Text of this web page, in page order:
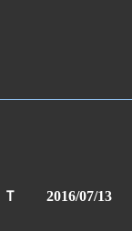
Ｔ 2016/07/13